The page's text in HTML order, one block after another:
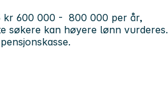
kr 600 000 - 800 000 per år,
søkere kan høyere lønn vurderes.